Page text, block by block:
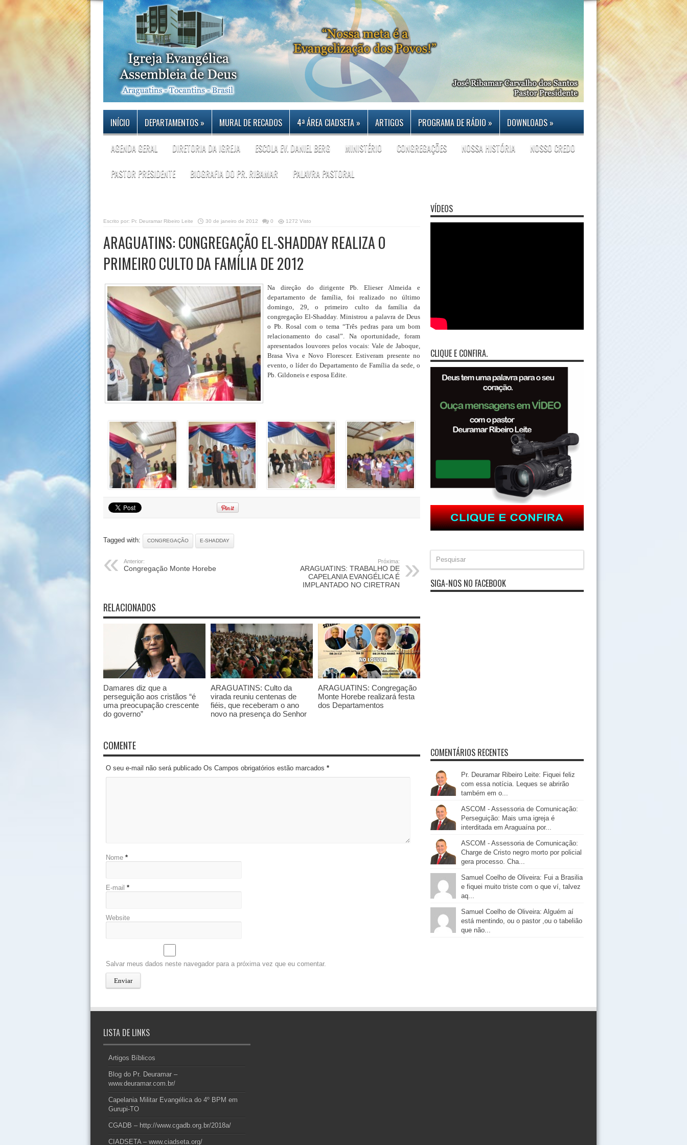
INÍCIO DEPARTAMENTOS» MURAL DE RECADOS 4ª ÁREA CIADSETA» ARTIGOS PROGRAMA DE RÁDIO» DOWNLOADS»
AGENDA GERAL DIRETORIA DA IGREJA ESCOLA EV. DANIEL BERG MINISTÉRIO CONGREGAÇÕES NOSSA HISTÓRIA NOSSO CREDO
PASTOR PRESIDENTE BIOGRAFIA DO PR. RIBAMAR PALAVRA PASTORAL
Escrito por: Pr. Deuramar Ribeiro Leite 30 de janeiro de 2012 0 1272 Visto
ARAGUATINS: CONGREGAÇÃO EL-SHADDAY REALIZA O
PRIMEIRO CULTO DA FAMÍLIA DE 2012
Na direção do dirigente Pb. Elieser Almeida e
departamento de família, foi realizado no último
domingo, 29, o primeiro culto da família da
congregação El-Shadday. Ministrou a palavra de Deus
o Pb. Rosal com o tema “Três pedras para um bom
relacionamento do casal”. Na oportunidade, foram
apresentados louvores pelos vocais: Vale de Jaboque,
Brasa Viva e Novo Florescer. Estiveram presente no
evento, o líder do Departamento de Família da sede, o
Pb. Gildoneis e esposa Edite.
Tagged with: CONGREGAÇÃO E-SHADDAY
Anterior:
Congregação Monte Horebe
Próxima:
ARAGUATINS: TRABALHO DE
CAPELANIA EVANGÉLICA É
IMPLANTADO NO CIRETRAN
RELACIONADOS
Damares diz que a
perseguição aos cristãos “é
uma preocupação crescente
do governo”
ARAGUATINS: Culto da
virada reuniu centenas de
fiéis, que receberam o ano
novo na presença do Senhor
ARAGUATINS: Congregação
Monte Horebe realizará festa
dos Departamentos
COMENTE
O seu e-mail não será publicado Os Campos obrigatórios estão marcados *
Nome *
E-mail *
Website
Salvar meus dados neste navegador para a próxima vez que eu comentar.
VÍDEOS
CLIQUE E CONFIRA.
SIGA-NOS NO FACEBOOK
COMENTÁRIOS RECENTES
Pr. Deuramar Ribeiro Leite: Fiquei feliz
com essa notícia. Leques se abrirão
também em o...
ASCOM - Assessoria de Comunicação:
Perseguição: Mais uma igreja é
interditada em Araguaína por...
ASCOM - Assessoria de Comunicação:
Charge de Cristo negro morto por policial
gera processo. Cha...
Samuel Coelho de Oliveira: Fui a Brasilia
e fiquei muito triste com o que ví, talvez
aq...
Samuel Coelho de Oliveira: Alguém aí
está mentindo, ou o pastor ,ou o tabelião
que não...
LISTA DE LINKS
Artigos Bíblicos
Blog do Pr. Deuramar –
www.deuramar.com.br/
Capelania Militar Evangélica do 4º BPM em
Gurupi-TO
CGADB – http://www.cgadb.org.br/2018a/
CIADSETA – www.ciadseta.org/